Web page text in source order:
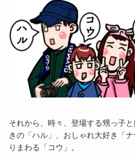
それから、時々、登場する甥っ子
きの「ハル」、おしゃれ大好き「
りまわる「コウ」。